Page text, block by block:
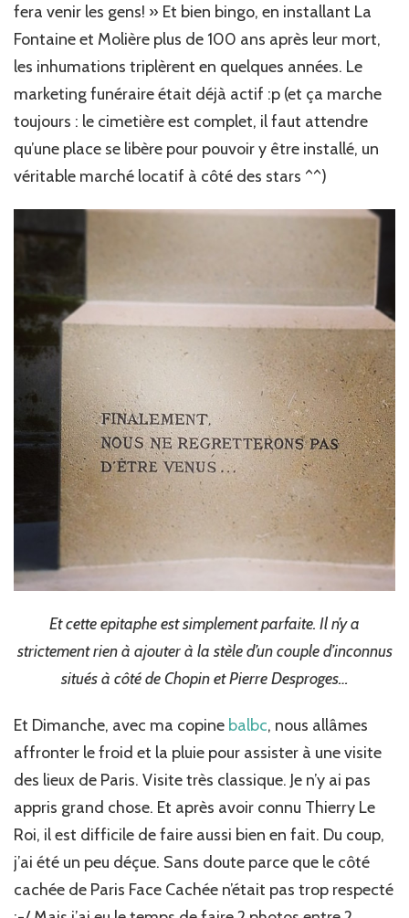
fera venir les gens! » Et bien bingo, en installant La
Fontaine et Molière plus de 100 ans après leur mort,
les inhumations triplèrent en quelques années. Le
marketing funéraire était déjà actif :p (et ça marche
toujours : le cimetière est complet, il faut attendre
qu’une place se libère pour pouvoir y être installé, un
véritable marché locatif à côté des stars ^^)
Et cette epitaphe est simplement parfaite. Il n’y a
strictement rien à ajouter à la stèle d’un couple d’inconnus
situés à côté de Chopin et Pierre Desproges…
Et Dimanche, avec ma copine balbc, nous allâmes
affronter le froid et la pluie pour assister à une visite
des lieux de Paris. Visite très classique. Je n’y ai pas
appris grand chose. Et après avoir connu Thierry Le
Roi, il est difficile de faire aussi bien en fait. Du coup,
j’ai été un peu déçue. Sans doute parce que le côté
cachée de Paris Face Cachée n’était pas trop respecté